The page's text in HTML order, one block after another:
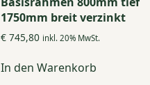
1750mm breit verzinkt
€745,80 inkl. 20% MwSt.
In den Warenkorb